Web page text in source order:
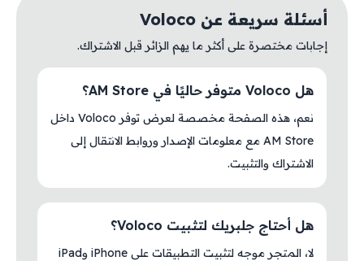
أسئلة سريعة عن Voloco
إجابات مختصرة على أكثر ما يهم الزائر قبل الاشتراك.
هل Voloco متوفر حاليًا في AM Store؟
نعم، هذه الصفحة مخصصة لعرض توفر Voloco داخل
AM Store مع معلومات الإصدار وروابط الانتقال إلى
الاشتراك والتثبيت.
هل أحتاج جلبريك لتثبيت Voloco؟
لا، المتجر موجه لتثبيت التطبيقات على iPhone وiPad